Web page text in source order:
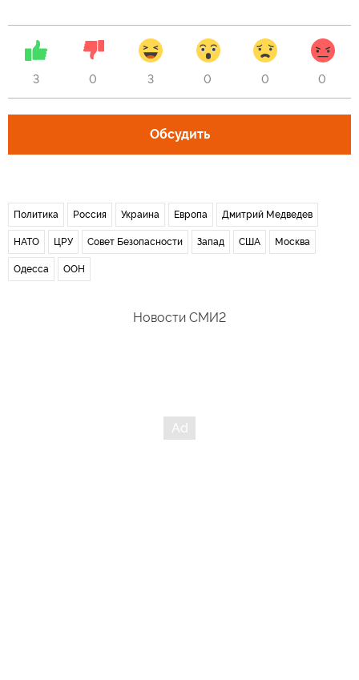
3 0 3 0 0 0
Обсудить
Политика Россия Украина Европа Дмитрий Медведев
НАТО ЦРУ Совет Безопасности Запад США Москва
Одесса ООН
Новости СМИ2